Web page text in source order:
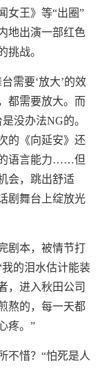
女王》等“出圈”
地出演一部红色
挑战。
需要‘放大’的效
都需要放大。而
没办法NG的。
的《向延安》还
语言能力……但
会，跳出舒适
剧舞台上绽放光
剧本，被情节打
的泪水估计能装
，进入秋田公司
熬的，每一天都
疼。”
不惜？“怕死是人